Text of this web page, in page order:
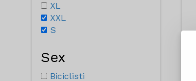
XL
XXL
S
Sex
Biciclisti